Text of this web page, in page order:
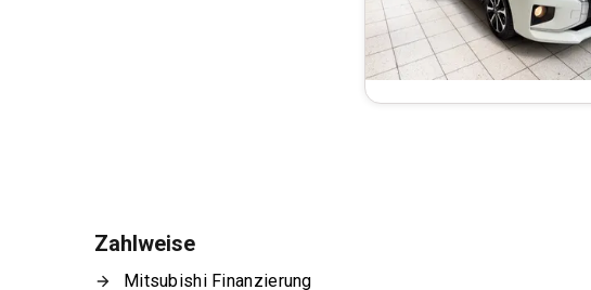
Zahlweise
Mitsubishi Finanzierung